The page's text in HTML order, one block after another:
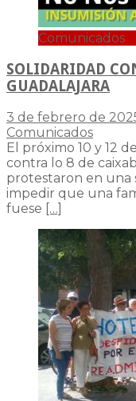
Comunicados
SOLIDARIDAD
GUADALAJARA
3 de febrero de
Comunicados
El próximo 10 y 12
contra lo 8 de
protestaron en una
impedir que una
fuese […]